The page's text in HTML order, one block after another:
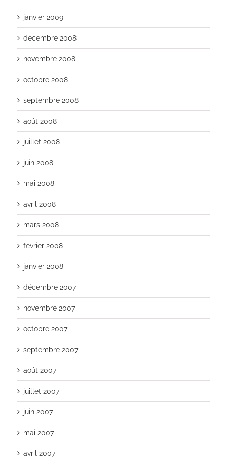
janvier 2009
décembre 2008
novembre 2008
octobre 2008
septembre 2008
août 2008
juillet 2008
juin 2008
mai 2008
avril 2008
mars 2008
février 2008
janvier 2008
décembre 2007
novembre 2007
octobre 2007
septembre 2007
août 2007
juillet 2007
juin 2007
mai 2007
avril 2007